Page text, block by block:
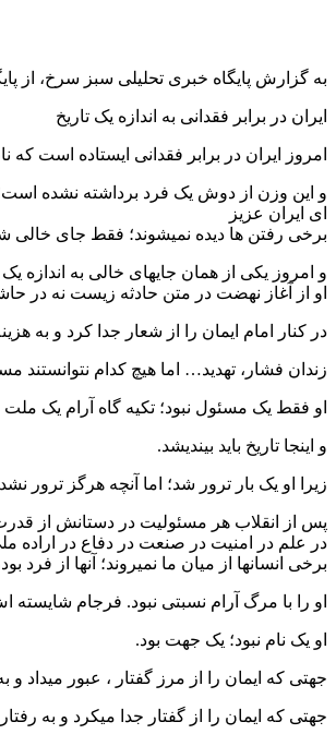
به گزارش پایگاه خبری تحلیلی سبز سرخ، از
ایران در برابر فقدانی به اندازه یک تاریخ
امروز ایران در برابر فقدانی ایستاده است که
و این وزن از دوش یک فرد برداشته نشده
ای ایران عزیز
برخی رفتن ها دیده نمیشوند؛ فقط جای خالی
و امروز یکی از همان جایهای خالی به اندازه
او از آغاز نهضت در متن حادثه زیست نه در
در کنار امام ایمان را از شعار جدا کرد و به
زندان فشار، تهدید… اما هیچ کدام نتوانستند
او فقط یک مسئول نبود؛ تکیه گاه آرام یک ملت
و اینجا تاریخ باید بیندیشد.
زیرا او یک بار ترور شد؛ اما آنچه هرگز ترور
پس از انقلاب هر مسئولیت در دستانش از
در علم در امنیت در صنعت در دفاع در اراده
برخی انسانها از میان ما نمیروند؛ آنها از
او را با مرگ آرام نسبتی نبود. فرجام شایسته
او یک نام نبود؛ یک جهت بود.
جهتی که ایمان را از مرز گفتار ، عبور
جهتی که ایمان را از گفتار جدا میکرد و به